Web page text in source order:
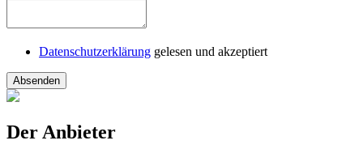
Datenschutzerklärung gelesen und akzeptiert
Absenden
Der Anbieter